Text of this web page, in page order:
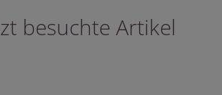
besuchte Artikel